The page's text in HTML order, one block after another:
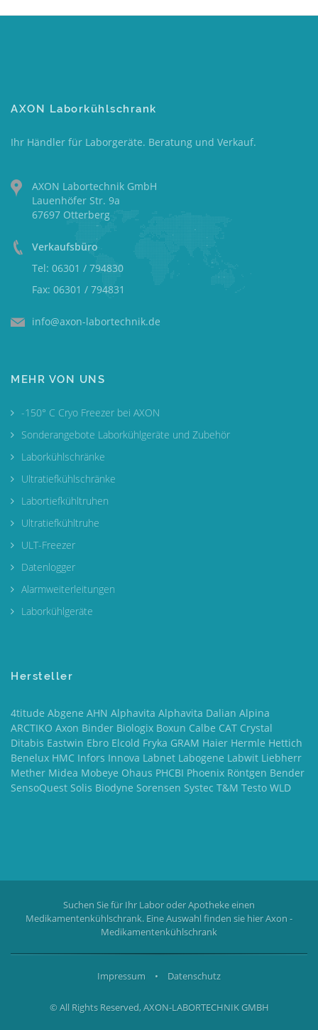
AXON Laborkühlschrank
Ihr Händler für Laborgeräte. Beratung und Verkauf.
AXON Labortechnik GmbH
Lauenhöfer Str. 9a
67697 Otterberg
Verkaufsbüro
Tel: 06301 / 794830
Fax: 06301 / 794831
info@axon-labortechnik.de
MEHR VON UNS
-150° C Cryo Freezer bei AXON
Sonderangebote Laborkühlgeräte und Zubehör
Laborkühlschränke
Ultratiefkühlschränke
Labortiefkühltruhen
Ultratiefkühltruhe
ULT-Freezer
Datenlogger
Alarmweiterleitungen
Laborkühlgeräte
Hersteller
4titude Abgene AHN Alphavita Alphavita Dalian Alpina
ARCTIKO Axon Binder Biologix Boxun Calbe CAT Crystal
Ditabis Eastwin Ebro Elcold Fryka GRAM Haier Hermle Hettich
Benelux HMC Infors Innova Labnet Labogene Labwit Liebherr
Mether Midea Mobeye Ohaus PHCBI Phoenix Röntgen Bender
SensoQuest Solis Biodyne Sorensen Systec T&M Testo WLD
Suchen Sie für Ihr Labor oder Apotheke einen
Medikamentenkühlschrank. Eine Auswahl finden sie hierAxon -
Medikamentenkühlschrank
Impressum • Datenschutz
© All Rights Reserved, AXON-LABORTECHNIK GMBH